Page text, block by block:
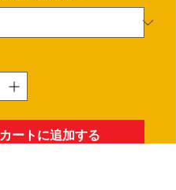
カートに追加する